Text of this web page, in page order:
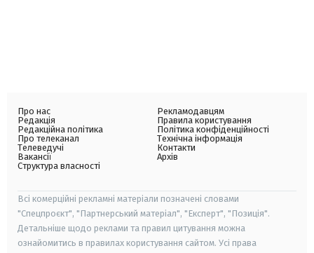
Про нас
Редакція
Редакційна політика
Про телеканал
Телеведучі
Вакансії
Структура власності
Рекламодавцям
Правила користування
Політика конфіденційності
Технічна інформація
Контакти
Архів
Всі комерційні рекламні матеріали позначені словами
"Спецпроєкт", "Партнерський матеріал", "Експерт", "Позиція".
Детальніше щодо реклами та правил цитування можна
ознайомитись в правилах користування сайтом. Усі права